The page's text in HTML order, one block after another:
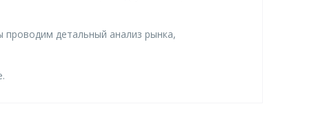
детальный анализ рынка,